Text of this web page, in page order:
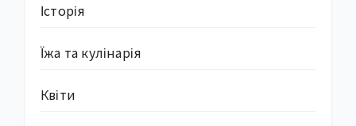
Історія
Їжа та кулінарія
Квіти